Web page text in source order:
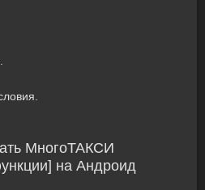
МногоТАКСИ
на Андроид